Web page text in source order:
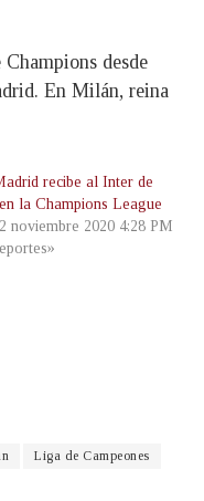
desde
En Milán, reina
recibe al Inter de
la Champions League
noviembre 2020 4:28 PM
Liga de Campeones